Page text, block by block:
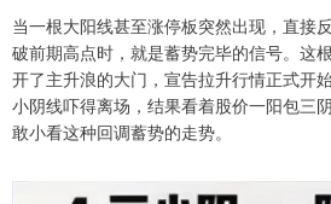
当一根大阳线甚至涨停板突然出现，直接
破前期高点时，就是蓄势完毕的信号。这
开了主升浪的大门，宣告拉升行情正式开
小阴线吓得离场，结果看着股价一阳包三
敢小看这种回调蓄势的走势。